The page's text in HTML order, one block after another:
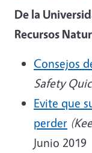
De la
Recursos
Consejos
Safety
Evite que
perder
Junio 2019